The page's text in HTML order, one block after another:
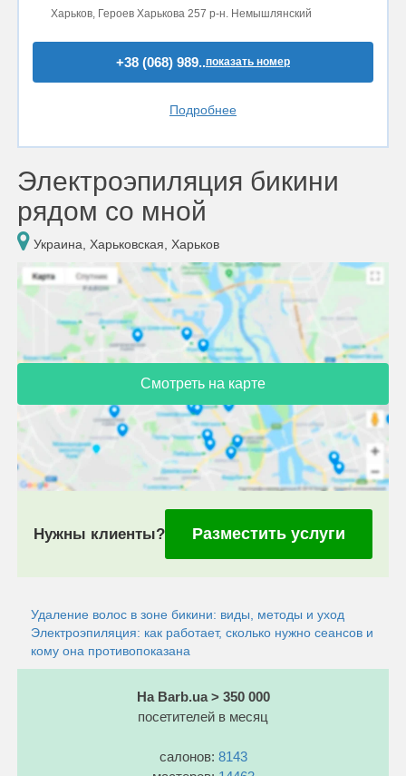
Харьков, Героев Харькова 257 р-н. Немышлянский
+38 (068) 989..показать номер
Подробнее
Электроэпиляция бикини
рядом со мной
Украина, Харьковская, Харьков
Смотреть на карте
Нужны клиенты? Разместить услуги
Удаление волос в зоне бикини: виды, методы и уход
Электроэпиляция: как работает, сколько нужно сеансов и
кому она противопоказана
На Barb.ua > 350 000
посетителей в месяц
салонов: 8143